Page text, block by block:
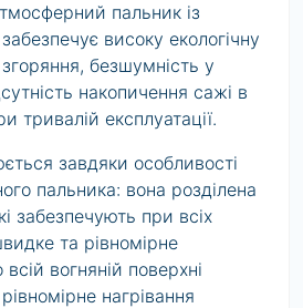
пальник із
високу екологічну
безшумність у
накопичення сажі в
тривалій експлуатації.
завдяки особливості
пальника: вона розділена
забезпечують при всіх
та рівномірне
вогняній поверхні
нагрівання